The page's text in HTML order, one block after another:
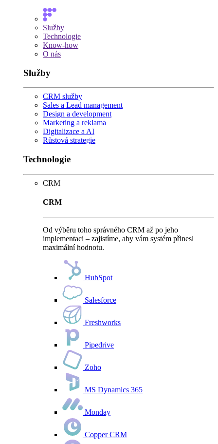
Služby
Technologie
Know-how
O nás
Služby
CRM služby
Sales a Lead management
Design a development
Marketing a reklama
Digitalizace a AI
Růstová strategie
Technologie
CRM
CRM
Od výběru toho správného CRM až po jeho
implementaci – zajistíme, aby vám systém přinesl
maximální hodnotu.
HubSpot
Salesforce
Freshworks
Pipedrive
Zoho
MS Dynamics 365
Monday
Copper CRM